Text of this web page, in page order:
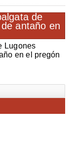
Lugones
en el pregón